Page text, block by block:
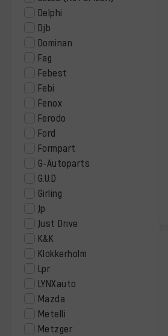
Delphi
Djb
Dominan
Fag
Febest
Febi
Fenox
Ferodo
Ford
Formpart
G-Autoparts
G.U.D
Girling
Jp
Just Drive
K&K
Klokkerholm
Lpr
LYNXauto
Mazda
Metelli
Metzger